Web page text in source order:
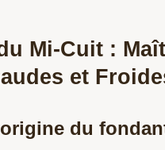
Mi-Cuit :
et
du